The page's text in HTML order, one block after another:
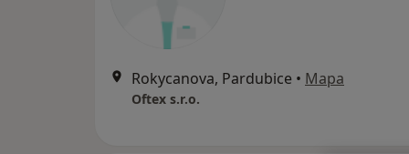
Rokycanova, Pardubice • Mapa
Oftex s.r.o.